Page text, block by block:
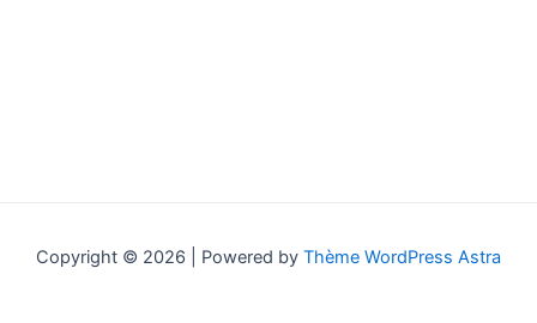
Copyright © 2026 | Powered by Thème WordPress Astra